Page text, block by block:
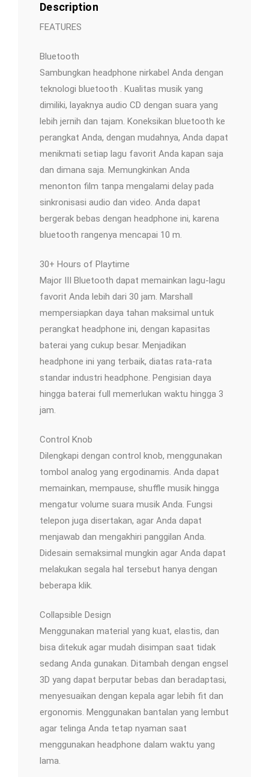
Description
FEATURES
Bluetooth
Sambungkan headphone nirkabel Anda dengan
teknologi bluetooth . Kualitas musik yang
dimiliki, layaknya audio CD dengan suara yang
lebih jernih dan tajam. Koneksikan bluetooth ke
perangkat Anda, dengan mudahnya, Anda dapat
menikmati setiap lagu favorit Anda kapan saja
dan dimana saja. Memungkinkan Anda
menonton film tanpa mengalami delay pada
sinkronisasi audio dan video. Anda dapat
bergerak bebas dengan headphone ini, karena
bluetooth rangenya mencapai 10 m.
30+ Hours of Playtime
Major III Bluetooth dapat memainkan lagu-lagu
favorit Anda lebih dari 30 jam. Marshall
mempersiapkan daya tahan maksimal untuk
perangkat headphone ini, dengan kapasitas
baterai yang cukup besar. Menjadikan
headphone ini yang terbaik, diatas rata-rata
standar industri headphone. Pengisian daya
hingga baterai full memerlukan waktu hingga 3
jam.
Control Knob
Dilengkapi dengan control knob, menggunakan
tombol analog yang ergodinamis. Anda dapat
memainkan, mempause, shuffle musik hingga
mengatur volume suara musik Anda. Fungsi
telepon juga disertakan, agar Anda dapat
menjawab dan mengakhiri panggilan Anda.
Didesain semaksimal mungkin agar Anda dapat
melakukan segala hal tersebut hanya dengan
beberapa klik.
Collapsible Design
Menggunakan material yang kuat, elastis, dan
bisa ditekuk agar mudah disimpan saat tidak
sedang Anda gunakan. Ditambah dengan engsel
3D yang dapat berputar bebas dan beradaptasi,
menyesuaikan dengan kepala agar lebih fit dan
ergonomis. Menggunakan bantalan yang lembut
agar telinga Anda tetap nyaman saat
menggunakan headphone dalam waktu yang
lama.